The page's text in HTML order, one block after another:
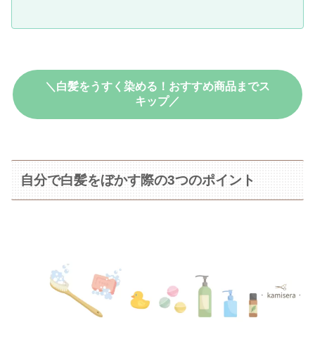
＼白髪をうすく染める！おすすめ商品までス
キップ／
自分で白髪をぼかす際の3つのポイント